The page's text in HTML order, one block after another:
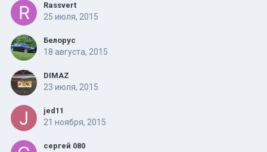
Rassvert
25 июля, 2015
Белорус
18 августа, 2015
DIMAZ
23 июля, 2015
jed11
21 ноября, 2015
сергей 080